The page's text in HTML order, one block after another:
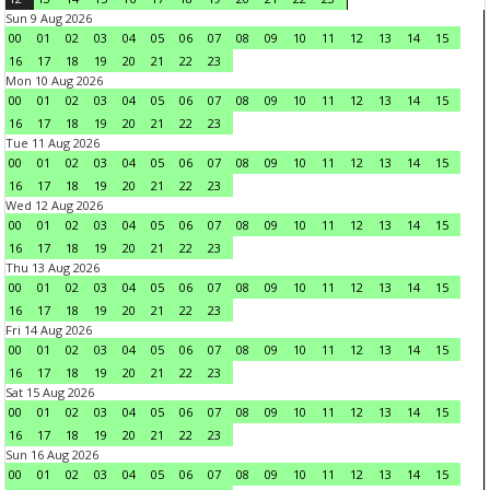
Sun 9 Aug 2026
00
01 02 03 04 05 06 07 08 09 10 11 12 13 14
15
16
17 18 19 20 21 22
23
Mon 10 Aug 2026
00
01 02 03 04 05 06 07 08 09 10 11 12 13 14
15
16
17 18 19 20 21 22
23
Tue 11 Aug 2026
00
01 02 03 04 05 06 07 08 09 10 11 12 13 14
15
16
17 18 19 20 21 22
23
Wed 12 Aug 2026
00
01 02 03 04 05 06 07 08 09 10 11 12 13 14
15
16
17 18 19 20 21 22
23
Thu 13 Aug 2026
00
01 02 03 04 05 06 07 08 09 10 11 12 13 14
15
16
17 18 19 20 21 22
23
Fri 14 Aug 2026
00
01 02 03 04 05 06 07 08 09 10 11 12 13 14
15
16
17 18 19 20 21 22
23
Sat 15 Aug 2026
00
01 02 03 04 05 06 07 08 09 10 11 12 13 14
15
16
17 18 19 20 21 22
23
Sun 16 Aug 2026
00
01 02 03 04 05 06 07 08 09 10 11 12 13 14
15